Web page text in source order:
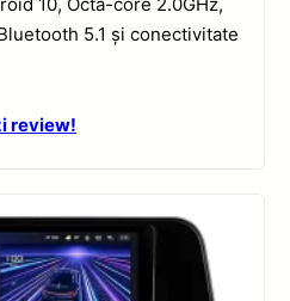
5.1 și conectivitate
review!